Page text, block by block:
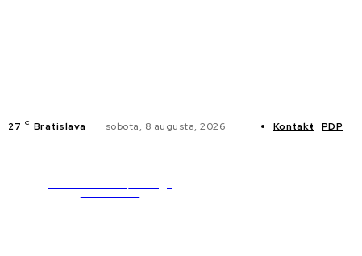
27 C Bratislava sobota, 8 augusta, 2026 Kontakt PDP